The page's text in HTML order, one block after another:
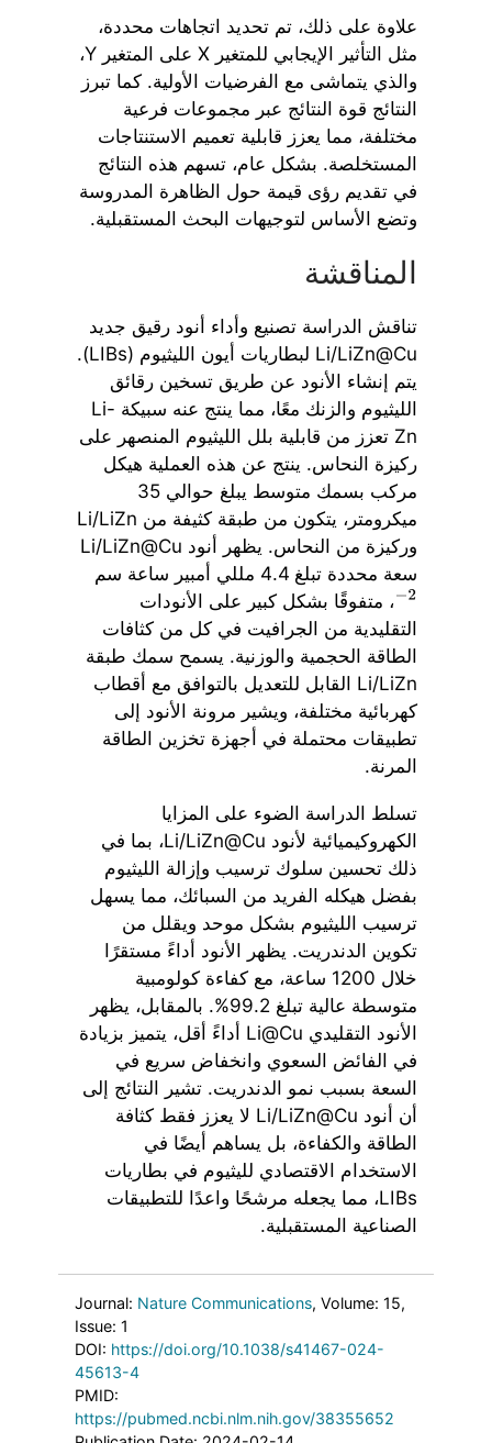
علاوة على ذلك، تم تحديد اتجاهات محددة،
مثل التأثير الإيجابي للمتغير X على المتغير Y،
والذي يتماشى مع الفرضيات الأولية. كما تبرز
النتائج قوة النتائج عبر مجموعات فرعية
مختلفة، مما يعزز قابلية تعميم الاستنتاجات
المستخلصة. بشكل عام، تسهم هذه النتائج
في تقديم رؤى قيمة حول الظاهرة المدروسة
وتضع الأساس لتوجيهات البحث المستقبلية.
المناقشة
تناقش الدراسة تصنيع وأداء أنود رقيق جديد
Li/LiZn@Cu لبطاريات أيون الليثيوم (LIBs).
يتم إنشاء الأنود عن طريق تسخين رقائق
الليثيوم والزنك معًا، مما ينتج عنه سبيكة Li-
Zn تعزز من قابلية بلل الليثيوم المنصهر على
ركيزة النحاس. ينتج عن هذه العملية هيكل
مركب بسمك متوسط يبلغ حوالي 35
ميكرومتر، يتكون من طبقة كثيفة من Li/LiZn
وركيزة من النحاس. يظهر أنود Li/LiZn@Cu
سعة محددة تبلغ 4.4 مللي أمبير ساعة سم
−2 ، متفوقًا بشكل كبير على الأنودات
التقليدية من الجرافيت في كل من كثافات
الطاقة الحجمية والوزنية. يسمح سمك طبقة
Li/LiZn القابل للتعديل بالتوافق مع أقطاب
كهربائية مختلفة، ويشير مرونة الأنود إلى
تطبيقات محتملة في أجهزة تخزين الطاقة
المرنة.
تسلط الدراسة الضوء على المزايا
الكهروكيميائية لأنود Li/LiZn@Cu، بما في
ذلك تحسين سلوك ترسيب وإزالة الليثيوم
بفضل هيكله الفريد من السبائك، مما يسهل
ترسيب الليثيوم بشكل موحد ويقلل من
تكوين الدندريت. يظهر الأنود أداءً مستقرًا
خلال 1200 ساعة، مع كفاءة كولومبية
متوسطة عالية تبلغ 99.2%. بالمقابل، يظهر
الأنود التقليدي Li@Cu أداءً أقل، يتميز بزيادة
في الفائض السعوي وانخفاض سريع في
السعة بسبب نمو الدندريت. تشير النتائج إلى
أن أنود Li/LiZn@Cu لا يعزز فقط كثافة
الطاقة والكفاءة، بل يساهم أيضًا في
الاستخدام الاقتصادي لليثيوم في بطاريات
LIBs، مما يجعله مرشحًا واعدًا للتطبيقات
الصناعية المستقبلية.
Journal: Nature Communications, Volume: 15,
Issue: 1
DOI: https://doi.org/10.1038/s41467-024-
45613-4
PMID:
https://pubmed.ncbi.nlm.nih.gov/38355652